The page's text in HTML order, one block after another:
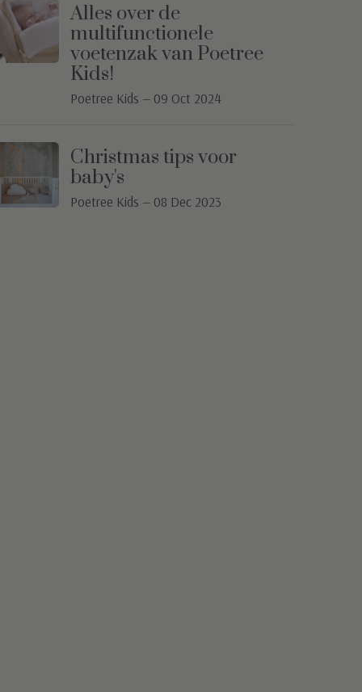
Alles over de
multifunctionele
voetenzak van Poetree
Kids!
Poetree Kids — 09 Oct 2024
Christmas tips voor
baby's
Poetree Kids — 08 Dec 2023